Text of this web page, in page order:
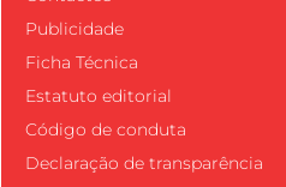
Publicidade
Ficha Técnica
Estatuto editorial
Código de conduta
Declaração de transparência